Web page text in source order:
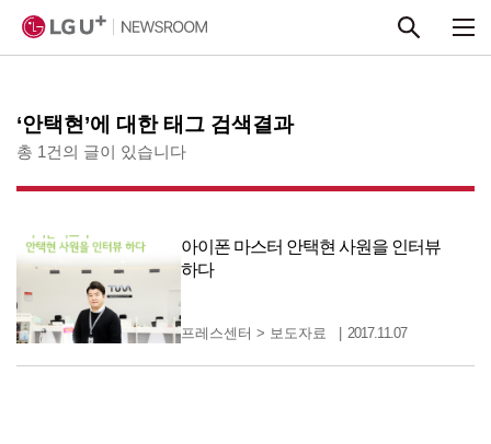
‘안택현’에 대한 태그 검색결과
총 1건의 글이 있습니다
아이폰 마스터 안택현 사원을 인터뷰
하다
프레스센터 > 보도자료 2017.11.07